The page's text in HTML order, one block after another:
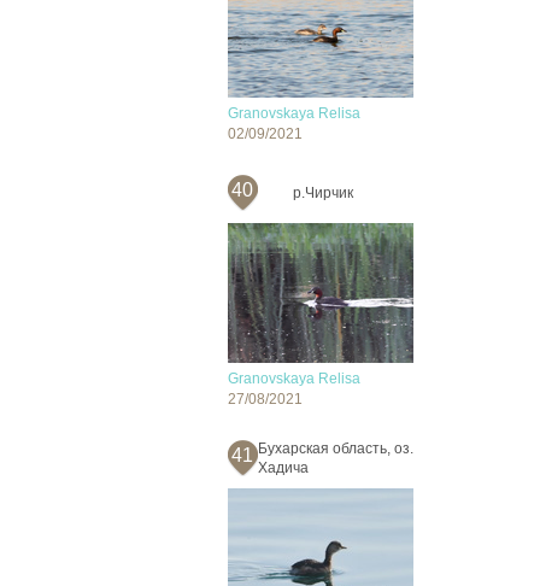
Granovskaya Relisa
02/09/2021
40 р.Чирчик
Granovskaya Relisa
27/08/2021
41 Бухарская область, оз.
Хадича